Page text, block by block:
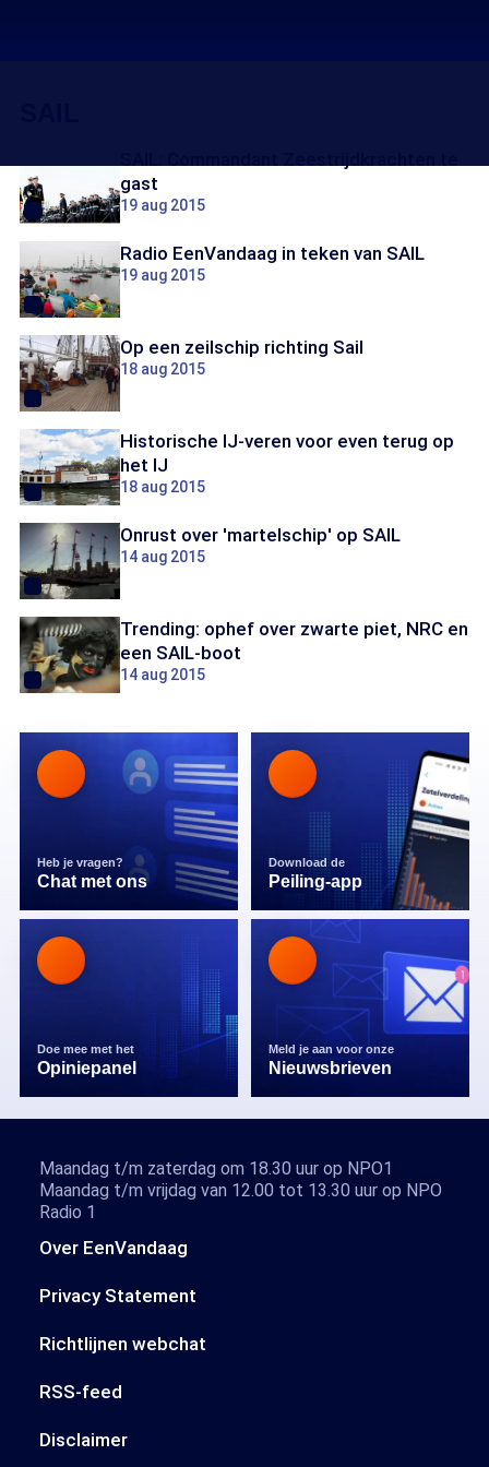
gast
19 aug 2015
Radio EenVandaag in teken van SAIL
19 aug 2015
Op een zeilschip richting Sail
18 aug 2015
Historische IJ-veren voor even terug op
het IJ
18 aug 2015
Onrust over 'martelschip' op SAIL
14 aug 2015
Trending: ophef over zwarte piet, NRC en
een SAIL-boot
14 aug 2015
Heb je vragen?
Chat met ons
Download de
Peiling-app
Doe mee met het
Opiniepanel
Meld je aan voor onze
Nieuwsbrieven
Over EenVandaag
Privacy Statement
Richtlijnen webchat
RSS-feed
Disclaimer
Maandag t/m zaterdag om 18.30 uur op NPO1
Maandag t/m vrijdag van 12.00 tot 13.30 uur op NPO
Radio 1